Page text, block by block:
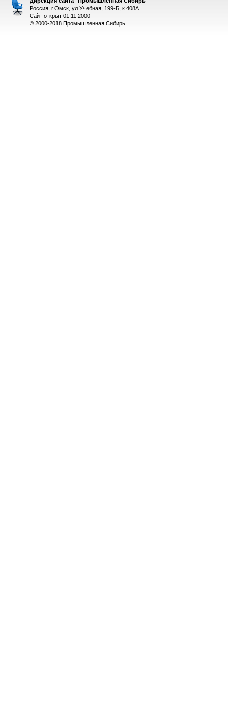
Россия, г.Омск, ул.Учебная, 199-Б, к.408А
Сайт открыт 01.11.2000
© 2000-2018 Промышленная Сибирь